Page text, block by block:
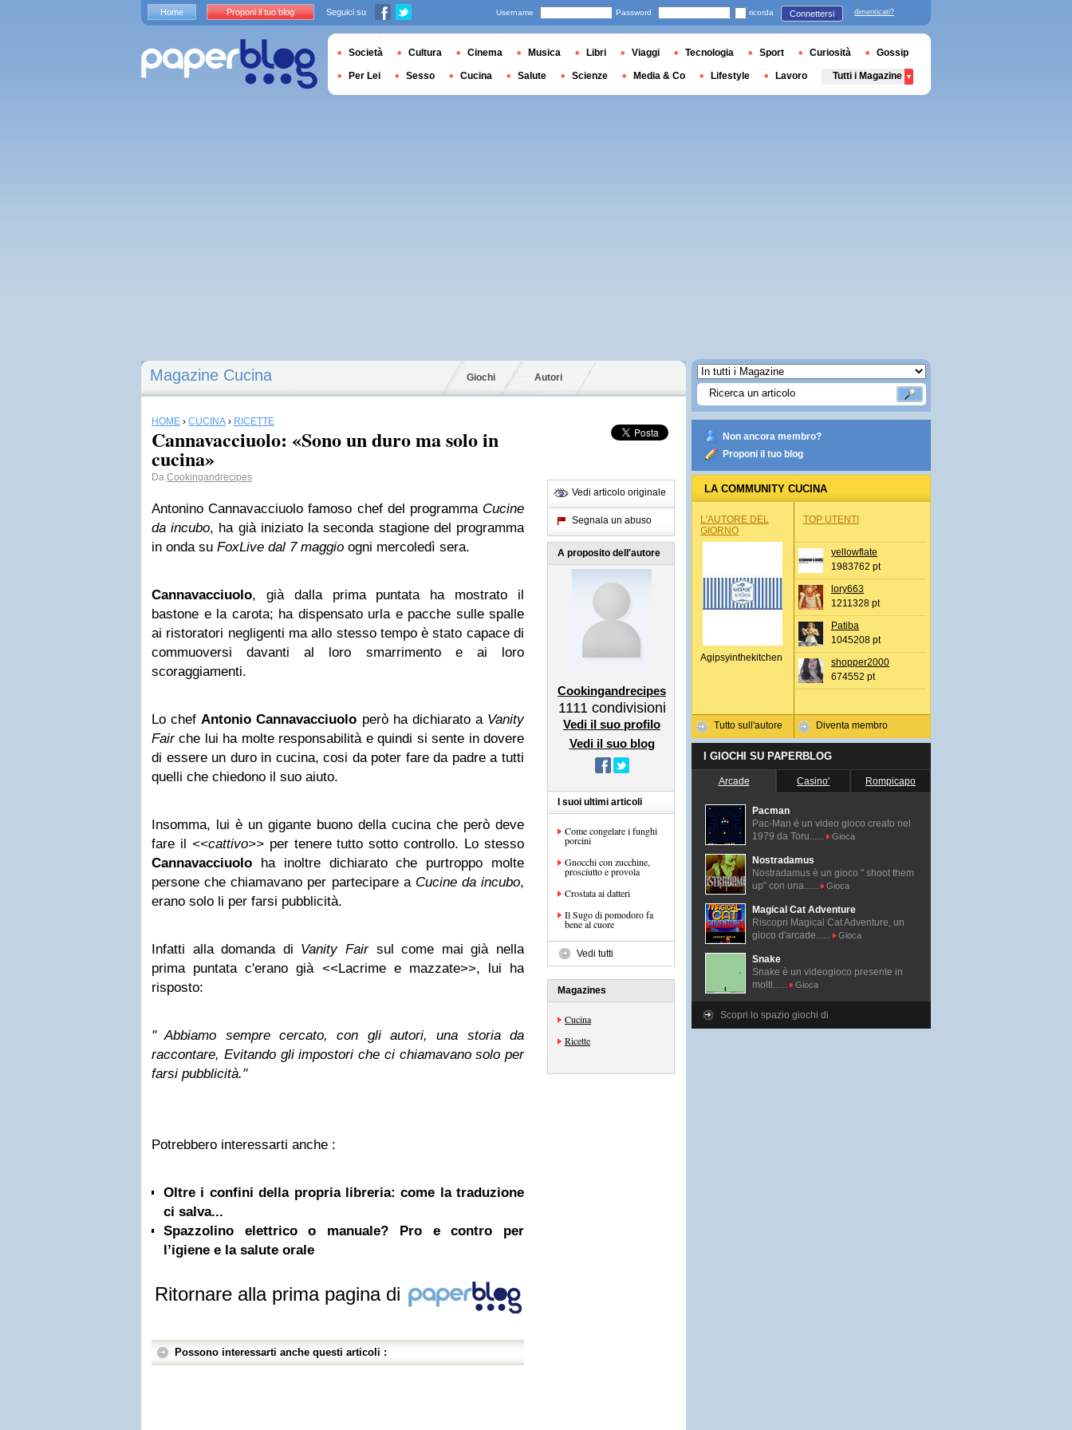
Magazine Cucina Giochi Autori
HOME › CUCINA › RICETTE
Cannavacciuolo: «Sono un duro ma solo in
cucina»
Da Cookingandrecipes
Antonino Cannavacciuolo famoso chef del programmaCucine
da incubo, ha già iniziato la seconda stagione del programma
in onda su FoxLive dal 7 maggio ogni mercoledì sera.
Cannavacciuolo, già dalla prima puntata ha mostrato il
bastone e la carota; ha dispensato urla e pacche sulle spalle
ai ristoratori negligenti ma allo stesso tempo è stato capace di
commuoversi davanti al loro smarrimento e ai loro
scoraggiamenti.
Lo chefAntonio Cannavacciuolo però ha dichiarato a Vanity
Fairche lui ha molte responsabilità e quindi si sente in dovere
di essere un duro in cucina, cosi da poter fare da padre a tutti
quelli che chiedono il suo aiuto.
Insomma, lui è un gigante buono della cucina che però deve
fare il <<cattivo>>per tenere tutto sotto controllo. Lo stesso
Cannavacciuolo ha inoltre dichiarato che purtroppo molte
persone che chiamavano per partecipare a Cucine da incubo,
erano solo li per farsi pubblicità.
Infatti alla domanda di Vanity Fairsul come mai già nella
prima puntata c'erano già <<Lacrime e mazzate>>, lui ha
risposto:
" Abbiamo sempre cercato, con gli autori, una storia da
raccontare, Evitando gli impostori che ci chiamavano solo per
farsi pubblicità."
Potrebbero interessarti anche :
Oltre i confini della propria libreria: come la traduzione
ci salva...
Spazzolino elettrico o manuale? Pro e contro per
l’igiene e la salute orale
Ritornare alla prima pagina di
Possono interessarti anche questi articoli :
Vedi articolo originale
Segnala un abuso
A proposito dell'autore
Cookingandrecipes
1111condivisioni
Vedi il suo profilo
Vedi il suo blog
I suoi ultimi articoli
Come congelare i funghi
porcini
Gnocchi con zucchine,
prosciutto e provola
Crostata ai datteri
Il Sugo di pomodoro fa
bene al cuore
Vedi tutti
Magazines
Cucina
Ricette
Non ancora membro?
Proponi il tuo blog
LA COMMUNITY CUCINA
L'AUTORE DEL
GIORNO
Agipsyinthekitchen
Tutto sull'autore
TOP UTENTI
yellowflate
1983762 pt
lory663
1211328 pt
Patiba
1045208 pt
shopper2000
674552 pt
Diventa membro
I GIOCHI SU PAPERBLOG
Arcade Casino' Rompicapo
Pacman
Pac-Man é un video gioco creato nel
1979 da Toru......
Gioca
Nostradamus
Nostradamus è un gioco " shoot them
up" con una......
Gioca
Magical Cat Adventure
Riscopri Magical Cat Adventure, un
gioco d'arcade......
Gioca
Snake
Snake è un videogioco presente in
molti......
Gioca
Scopri lo spazio giochi di
Home Proponi il tuo blog Seguici su Username Password ricorda Connettersi dimenticati?
Società Cultura Cinema Musica Libri Viaggi Tecnologia Sport Curiosità Gossip
Per Lei Sesso Cucina Salute Scienze Media & Co Lifestyle Lavoro Tutti i Magazine